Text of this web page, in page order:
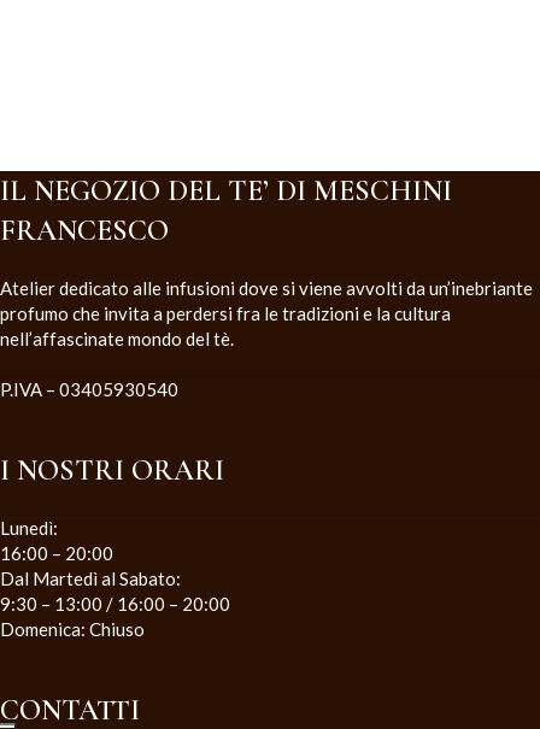
IL NEGOZIO DEL TE’ DI MESCHINI
FRANCESCO
Atelier dedicato alle infusioni dove si viene avvolti da un’inebriante
profumo che invita a perdersi fra le tradizioni e la cultura
nell’affascinate mondo del tè.
P.IVA – 03405930540
I NOSTRI ORARI
Lunedì:
16:00 – 20:00
Dal Martedì al Sabato:
9:30 – 13:00 / 16:00 – 20:00
Domenica: Chiuso
CONTATTI